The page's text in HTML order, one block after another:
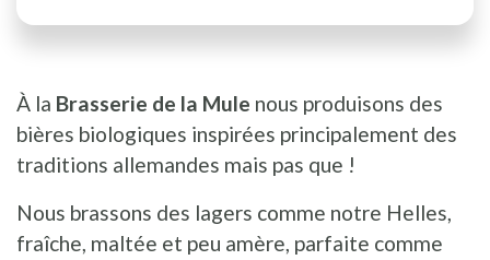
À la Brasserie de la Mule nous produisons des
bières biologiques inspirées principalement des
traditions allemandes mais pas que !
Nous brassons des lagers comme notre Helles,
fraîche, maltée et peu amère, parfaite comme